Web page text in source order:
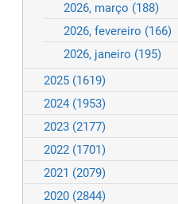
2026, março (188)
2026, fevereiro (166)
2026, janeiro (195)
2025 (1619)
2024 (1953)
2023 (2177)
2022 (1701)
2021 (2079)
2020 (2844)